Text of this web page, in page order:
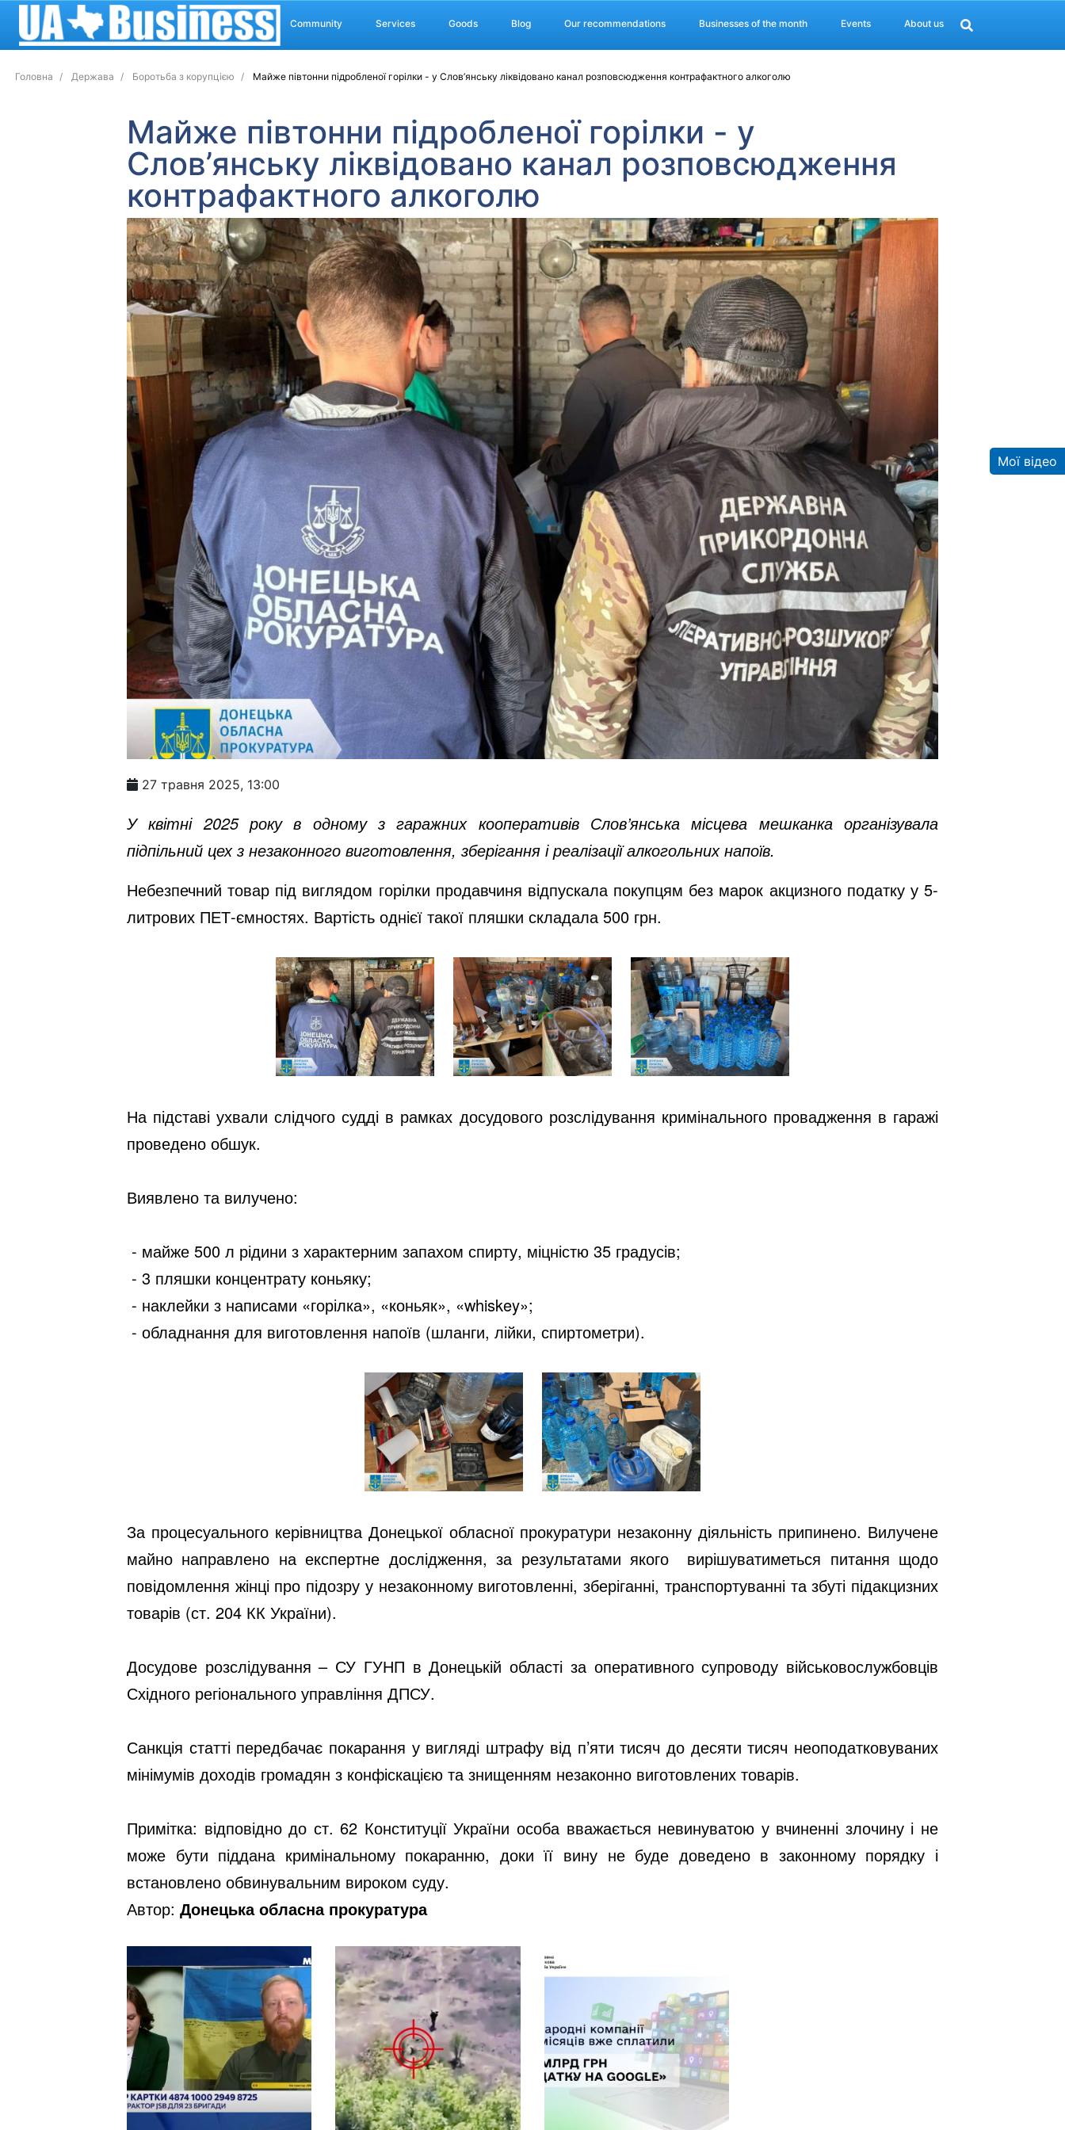
Community Services Goods Blog Our recommendations Businesses of the month Events About us
Головна Держава Боротьба з корупцією Майже півтонни підробленої горілки - у Слов’янську ліквідовано канал розповсюдження контрафактного алкоголю
Майже півтонни підробленої горілки - у
Слов’янську ліквідовано канал розповсюдження
контрафактного алкоголю
27 травня 2025, 13:00
У квітні 2025 року в одному з гаражних кооперативів Слов’янська місцева мешканка організувала
підпільний цех з незаконного виготовлення, зберігання і реалізації алкогольних напоїв.
Небезпечний товар під виглядом горілки продавчиня відпускала покупцям без марок акцизного податку у 5-
литрових ПЕТ-ємностях. Вартість однієї такої пляшки складала 500 грн.
На підставі ухвали слідчого судді в рамках досудового розслідування кримінального провадження в гаражі
проведено обшук.
Виявлено та вилучено:
- майже 500 л рідини з характерним запахом спирту, міцністю 35 градусів;
- 3 пляшки концентрату коньяку;
- наклейки з написами «горілка», «коньяк», «whiskey»;
- обладнання для виготовлення напоїв (шланги, лійки, спиртометри).
За процесуального керівництва Донецької обласної прокуратури незаконну діяльність припинено. Вилучене
майно направлено на експертне дослідження, за результатами якого вирішуватиметься питання щодо
повідомлення жінці про підозру у незаконному виготовленні, зберіганні, транспортуванні та збуті підакцизних
товарів (ст. 204 КК України).
Досудове розслідування – СУ ГУНП в Донецькій області за оперативного супроводу військовослужбовців
Східного регіонального управління ДПСУ.
Санкція статті передбачає покарання у вигляді штрафу від п’яти тисяч до десяти тисяч неоподатковуваних
мінімумів доходів громадян з конфіскацією та знищенням незаконно виготовлених товарів.
Примітка: відповідно до ст. 62 Конституції України особа вважається невинуватою у вчиненні злочину і не
може бути піддана кримінальному покаранню, доки її вину не буде доведено в законному порядку і
встановлено обвинувальним вироком суду.
Автор: Донецька обласна прокуратура
Мої відео